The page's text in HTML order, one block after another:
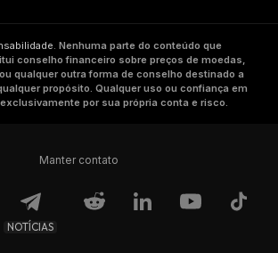
. Nenhuma parte do conteúdo que
conselho financeiro sobre preços de moedas,
qualquer outra forma de conselho destinado a
propósito. Qualquer uso ou confiança em
por sua própria conta e risco.
Manter contato
NOTÍCIAS